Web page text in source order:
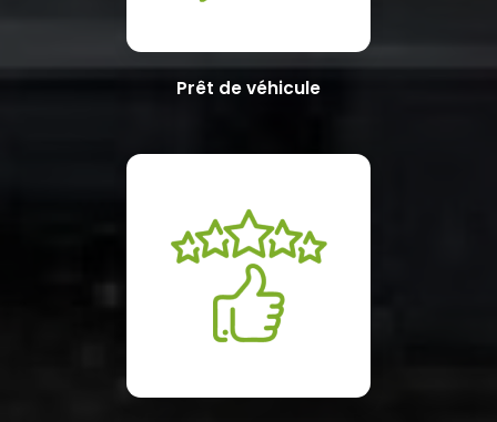
Prêt de véhicule